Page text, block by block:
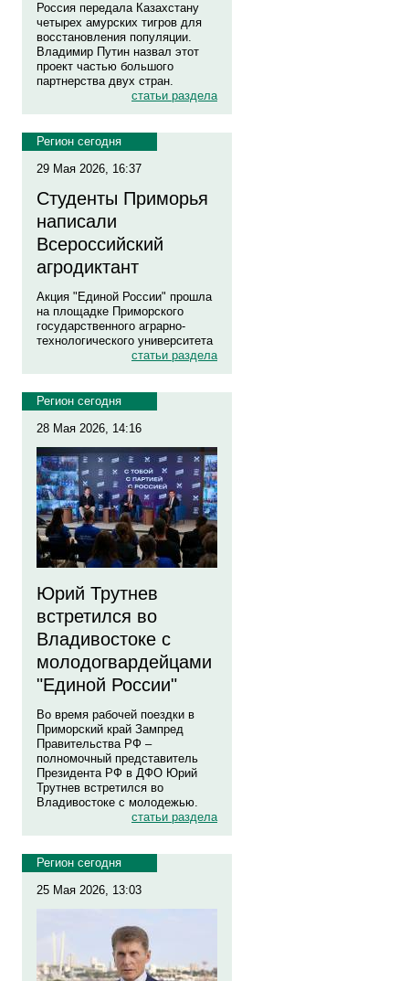
Россия передала Казахстану
четырех амурских тигров для
восстановления популяции.
Владимир Путин назвал этот
проект частью большого
партнерства двух стран.
статьи раздела
Регион сегодня
29 Мая 2026, 16:37
Студенты Приморья
написали
Всероссийский
агродиктант
Акция "Единой России" прошла
на площадке Приморского
государственного аграрно-
технологического университета
статьи раздела
Регион сегодня
28 Мая 2026, 14:16
Юрий Трутнев
встретился во
Владивостоке с
молодогвардейцами
"Единой России"
Во время рабочей поездки в
Приморский край Зампред
Правительства РФ –
полномочный представитель
Президента РФ в ДФО Юрий
Трутнев встретился во
Владивостоке с молодежью.
статьи раздела
Регион сегодня
25 Мая 2026, 13:03